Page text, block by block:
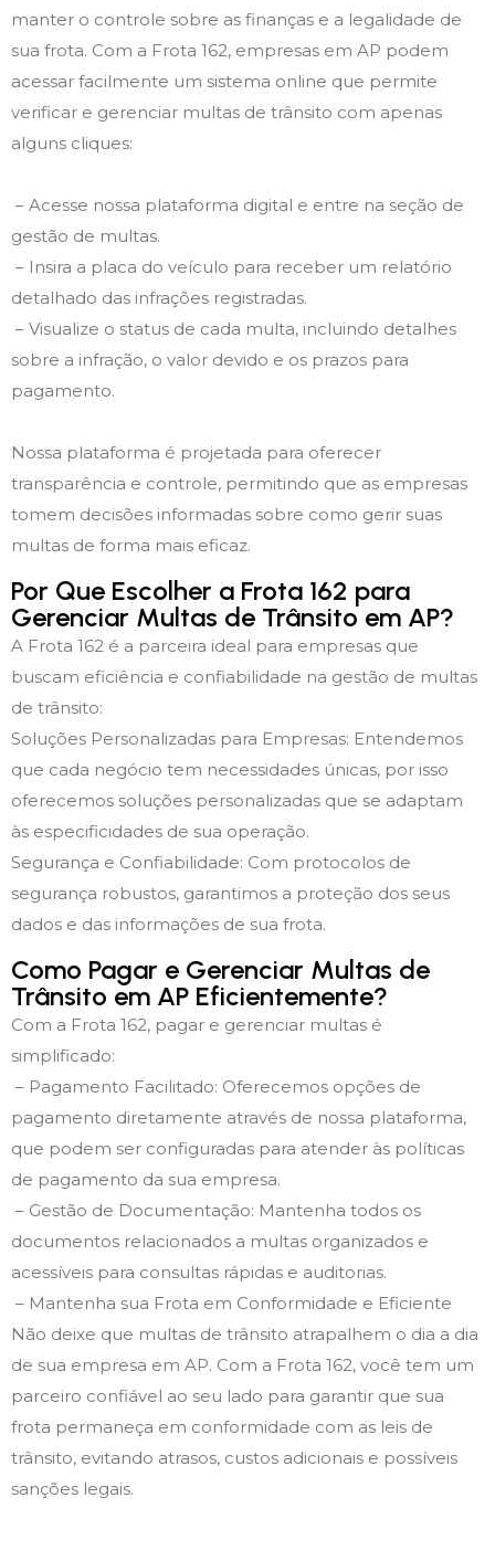
manter o controle sobre as finanças e a legalidade de
sua frota. Com a Frota 162, empresas em AP podem
acessar facilmente um sistema online que permite
verificar e gerenciar multas de trânsito com apenas
alguns cliques:
– Acesse nossa plataforma digital e entre na seção de
gestão de multas.
– Insira a placa do veículo para receber um relatório
detalhado das infrações registradas.
– Visualize o status de cada multa, incluindo detalhes
sobre a infração, o valor devido e os prazos para
pagamento.
Nossa plataforma é projetada para oferecer
transparência e controle, permitindo que as empresas
tomem decisões informadas sobre como gerir suas
multas de forma mais eficaz.
Por Que Escolher a Frota 162 para
Gerenciar Multas de Trânsito em AP?
A Frota 162 é a parceira ideal para empresas que
buscam eficiência e confiabilidade na gestão de multas
de trânsito:
Soluções Personalizadas para Empresas: Entendemos
que cada negócio tem necessidades únicas, por isso
oferecemos soluções personalizadas que se adaptam
às especificidades de sua operação.
Segurança e Confiabilidade: Com protocolos de
segurança robustos, garantimos a proteção dos seus
dados e das informações de sua frota.
Como Pagar e Gerenciar Multas de
Trânsito em AP Eficientemente?
Com a Frota 162, pagar e gerenciar multas é
simplificado:
– Pagamento Facilitado: Oferecemos opções de
pagamento diretamente através de nossa plataforma,
que podem ser configuradas para atender às políticas
de pagamento da sua empresa.
– Gestão de Documentação: Mantenha todos os
documentos relacionados a multas organizados e
acessíveis para consultas rápidas e auditorias.
– Mantenha sua Frota em Conformidade e Eficiente
Não deixe que multas de trânsito atrapalhem o dia a dia
de sua empresa em AP. Com a Frota 162, você tem um
parceiro confiável ao seu lado para garantir que sua
frota permaneça em conformidade com as leis de
trânsito, evitando atrasos, custos adicionais e possíveis
sanções legais.